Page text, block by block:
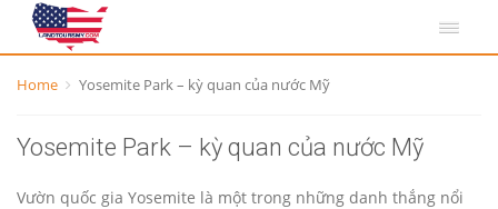
Home Yosemite Park – kỳ quan của nước Mỹ
Yosemite Park – kỳ quan của nước Mỹ
Vườn quốc gia Yosemite là một trong những danh thắng nổi